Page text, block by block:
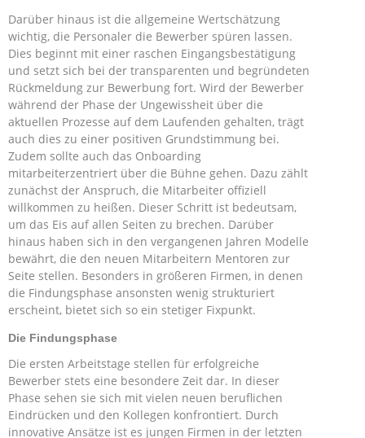
Darüber hinaus ist die allgemeine Wertschätzung
wichtig, die Personaler die Bewerber spüren lassen.
Dies beginnt mit einer raschen Eingangsbestätigung
und setzt sich bei der transparenten und begründeten
Rückmeldung zur Bewerbung fort. Wird der Bewerber
während der Phase der Ungewissheit über die
aktuellen Prozesse auf dem Laufenden gehalten, trägt
auch dies zu einer positiven Grundstimmung bei.
Zudem sollte auch das Onboarding
mitarbeiterzentriert über die Bühne gehen. Dazu zählt
zunächst der Anspruch, die Mitarbeiter offiziell
willkommen zu heißen. Dieser Schritt ist bedeutsam,
um das Eis auf allen Seiten zu brechen. Darüber
hinaus haben sich in den vergangenen Jahren Modelle
bewährt, die den neuen Mitarbeitern Mentoren zur
Seite stellen. Besonders in größeren Firmen, in denen
die Findungsphase ansonsten wenig strukturiert
erscheint, bietet sich so ein stetiger Fixpunkt.
Die Findungsphase
Die ersten Arbeitstage stellen für erfolgreiche
Bewerber stets eine besondere Zeit dar. In dieser
Phase sehen sie sich mit vielen neuen beruflichen
Eindrücken und den Kollegen konfrontiert. Durch
innovative Ansätze ist es jungen Firmen in der letzten